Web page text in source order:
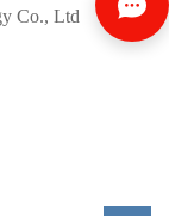
Co., Ltd